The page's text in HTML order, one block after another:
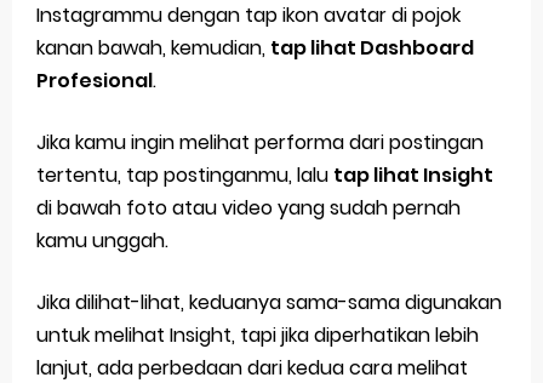
Instagrammu dengan tap ikon avatar di pojok
kanan bawah, kemudian, tap lihat Dashboard
Profesional.
Jika kamu ingin melihat performa dari postingan
tertentu, tap postinganmu, lalu tap lihat Insight
di bawah foto atau video yang sudah pernah
kamu unggah.
Jika dilihat-lihat, keduanya sama-sama digunakan
untuk melihat Insight, tapi jika diperhatikan lebih
lanjut, ada perbedaan dari kedua cara melihat